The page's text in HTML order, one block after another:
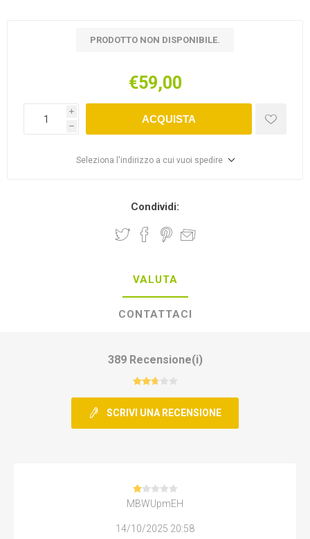
PRODOTTO NON DISPONIBILE.
€59,00
i
h
ACQUISTA
Seleziona l'indirizzo a cui vuoi spedire
Condividi:
VALUTA
CONTATTACI
389 Recensione(i)
SCRIVI UNA RECENSIONE
MBWUpmEH
14/10/2025 20:58